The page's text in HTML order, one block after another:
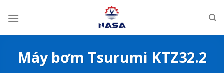
Máy bơm Tsurumi KTZ32.2